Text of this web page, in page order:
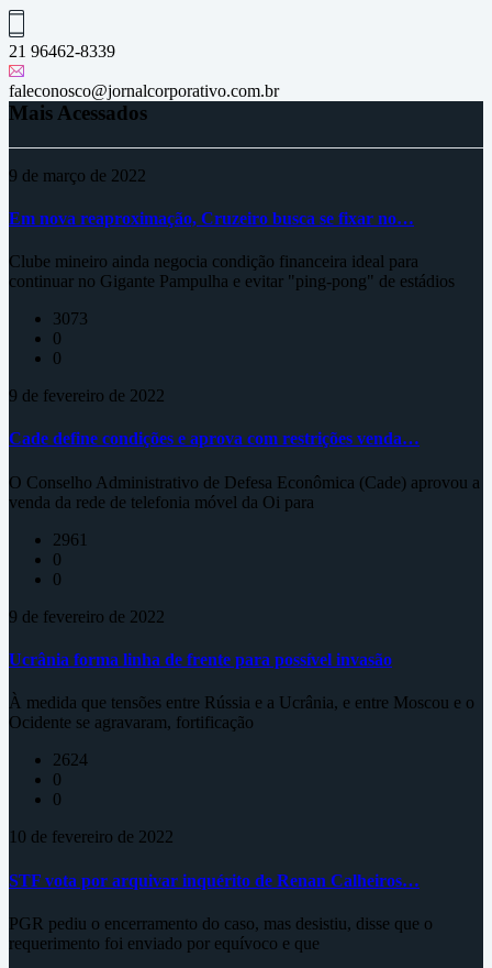
21 96462-8339
faleconosco@jornalcorporativo.com.br
Mais Acessados
9 de março de 2022
Em nova reaproximação, Cruzeiro busca se fixar no…
Clube mineiro ainda negocia condição financeira ideal para
continuar no Gigante Pampulha e evitar "ping-pong" de estádios
3073
0
0
9 de fevereiro de 2022
Cade define condições e aprova com restrições venda…
O Conselho Administrativo de Defesa Econômica (Cade) aprovou a
venda da rede de telefonia móvel da Oi para
2961
0
0
9 de fevereiro de 2022
Ucrânia forma linha de frente para possível invasão
À medida que tensões entre Rússia e a Ucrânia, e entre Moscou e o
Ocidente se agravaram, fortificação
2624
0
0
10 de fevereiro de 2022
STF vota por arquivar inquérito de Renan Calheiros…
PGR pediu o encerramento do caso, mas desistiu, disse que o
requerimento foi enviado por equívoco e que